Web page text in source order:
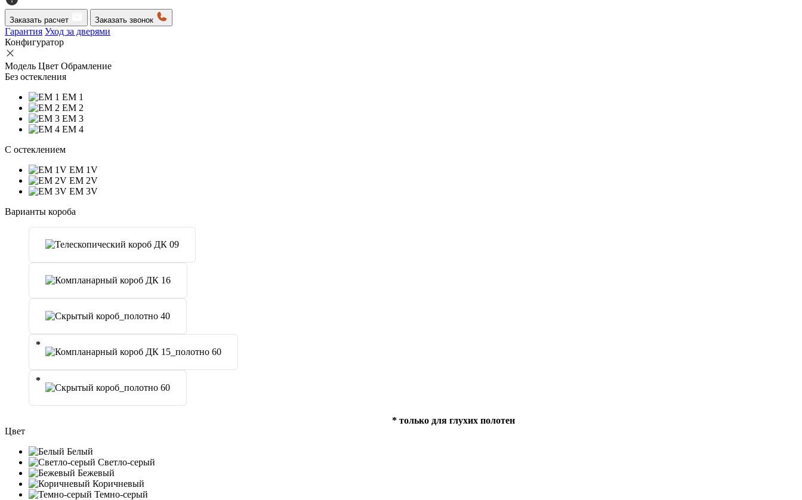
Заказать расчет Заказать звонок
Гарантия Уход за дверями
Конфигуратор
Модель Цвет Обрамление
Без остекления
EM 1
EM 2
EM 3
EM 4
C остеклением
EM 1V
EM 2V
EM 3V
Варианты короба
*
*
* только для глухих полотен
Цвет
Белый
Светло-серый
Бежевый
Коричневый
Темно-серый